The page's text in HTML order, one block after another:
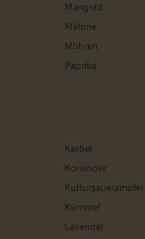
Mangold
Melone
Möhren
Paprika
Kerbel
Koriander
Kultursauerampfer
Kümmel
Lavendel